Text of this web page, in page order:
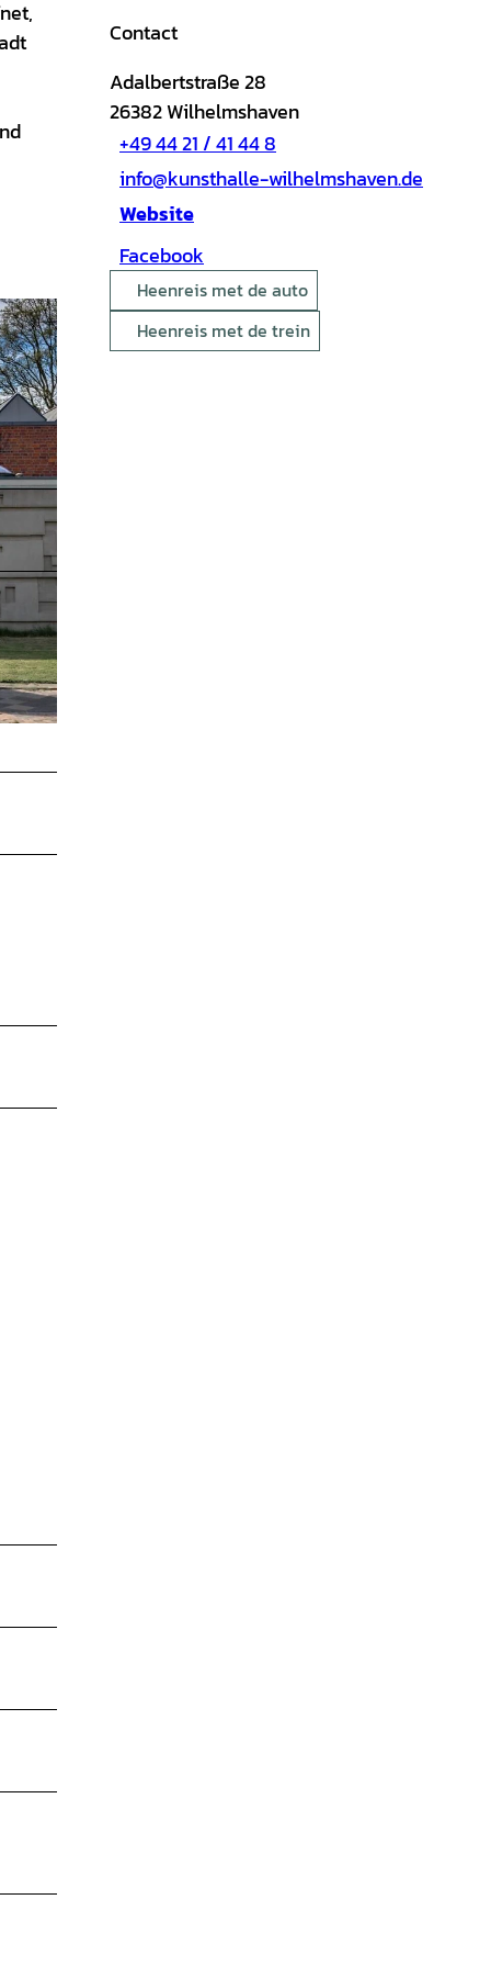
Contact
Adalbertstraße 28
26382Wilhelmshaven
+49 44 21 / 41 44 8
info@kunsthalle-wilhelmshaven.de
Website
Facebook
Heenreis met de auto
Heenreis met de trein